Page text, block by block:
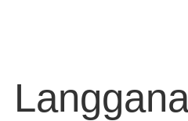
Dapatkan edisi